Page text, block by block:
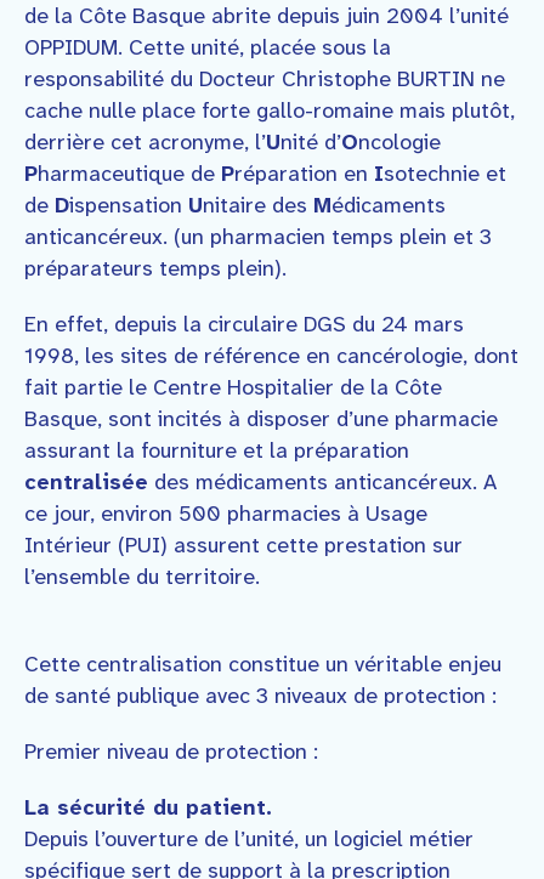
de la Côte Basque abrite depuis juin 2004 l’unité
OPPIDUM. Cette unité, placée sous la
responsabilité du Docteur Christophe BURTIN ne
cache nulle place forte gallo-romaine mais plutôt,
derrière cet acronyme, l’Unité d’Oncologie
Pharmaceutique de Préparation en Isotechnie et
de Dispensation Unitaire des Médicaments
anticancéreux. (un pharmacien temps plein et 3
préparateurs temps plein).
En effet, depuis la circulaire DGS du 24 mars
1998, les sites de référence en cancérologie, dont
fait partie le Centre Hospitalier de la Côte
Basque, sont incités à disposer d’une pharmacie
assurant la fourniture et la préparation
centralisée des médicaments anticancéreux. A
ce jour, environ 500 pharmacies à Usage
Intérieur (PUI) assurent cette prestation sur
l’ensemble du territoire.
Cette centralisation constitue un véritable enjeu
de santé publique avec 3 niveaux de protection :
Premier niveau de protection :
La sécurité du patient.
Depuis l’ouverture de l’unité, un logiciel métier
spécifique sert de support à la prescription